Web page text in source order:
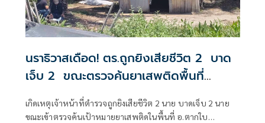
นราธิวาสเดือด! ตร.ถูกยิงเสียชีวิต 2 บาด
เจ็บ 2 ขณะตรวจค้นยาเสพติดพื้นที่
เกิดเหตุเจ้าหน้าที่ตำรวจถูกยิงเสียชีวิต 2 นาย บาดเจ็บ 2 นาย
ขณะเข้าตรวจค้นเป้าหมายยาเสพติดในพื้นที่ อ.ตากใบ